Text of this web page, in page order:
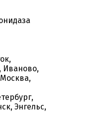
Иваново,
Энгельс,